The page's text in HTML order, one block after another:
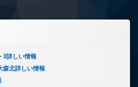
3詳しい情報
森北詳しい情報